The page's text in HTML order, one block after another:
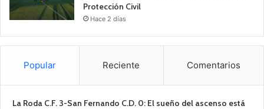
Protección Civil
Hace 2 días
Popular Reciente Comentarios
La Roda C.F. 3-San Fernando C.D. 0: El sueño del ascenso está